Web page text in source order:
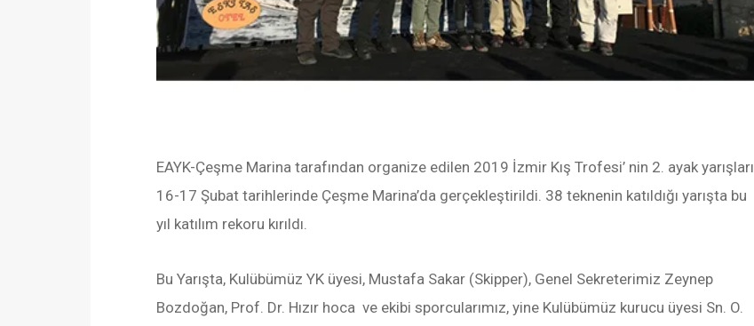
EAYK-Çeşme Marina tarafından organize edilen 2019 İzmir Kış Trofesi’ nin 2. ayak yarışları
16-17 Şubat tarihlerinde Çeşme Marina’da gerçekleştirildi. 38 teknenin katıldığı yarışta bu
yıl katılım rekoru kırıldı.
Bu Yarışta, Kulübümüz YK üyesi, Mustafa Sakar (Skipper), Genel Sekreterimiz Zeynep
Bozdoğan, Prof. Dr. Hızır hoca ve ekibi sporcularımız, yine Kulübümüz kurucu üyesi Sn. O.